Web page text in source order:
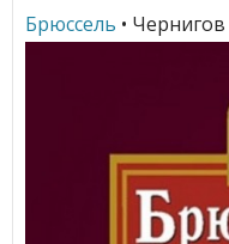
Брюссель • Чернигов